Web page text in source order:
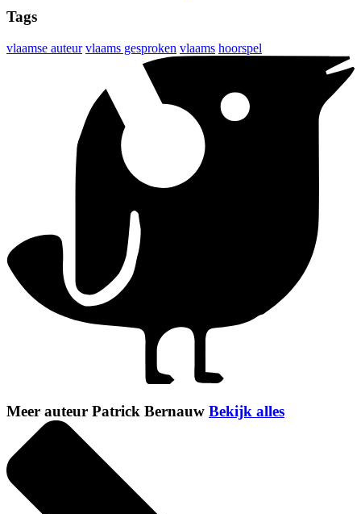
Tags
vlaamse auteur vlaams gesproken vlaams hoorspel
Meer auteur Patrick Bernauw Bekijk alles